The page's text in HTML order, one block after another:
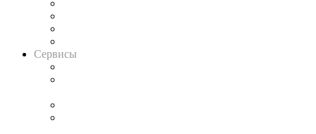
Сервисы